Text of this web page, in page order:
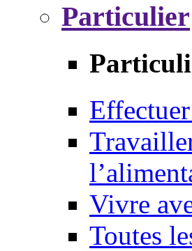
Particulier
Vivre
Toutes